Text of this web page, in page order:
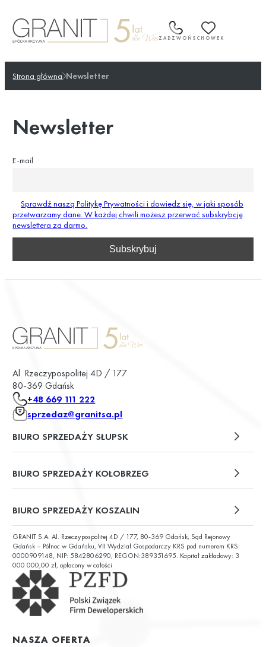
do
treści
ZADZWOŃ SCHOWEK
Strona główna Newsletter
Newsletter
E-mail
Sprawdź naszą Politykę Prywatności i dowiedz się, w jaki sposób
przetwarzamy dane. W każdej chwili możesz przerwać subskrybcję
newslettera za darmo.
Al. Rzeczypospolitej 4D / 177
80-369 Gdańsk
+48 669 111 222
sprzedaz@granitsa.pl
BIURO SPRZEDAŻY SŁUPSK
plac Władysława Broniewskiego 13/u2
BIURO SPRZEDAŻY KOŁOBRZEG
ul. Św. Wojciecha 6
BIURO SPRZEDAŻY KOSZALIN
ul. Chałubińskiego 9
GRANIT S.A. Al. Rzeczypospolitej 4D / 177, 80-369 Gdańsk, Sąd Rejonowy
Gdańsk – Północ w Gdańsku, VII Wydział Gospodarczy KRS pod numerem KRS:
0000909148, NIP: 5842806290, REGON:389351695. Kapitał zakładowy: 3
000 000,00 zł, opłacony w całości
NASZA OFERTA